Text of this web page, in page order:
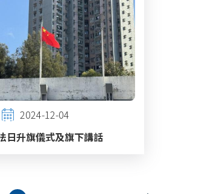
2024-12-04
日升旗儀式及旗下講話